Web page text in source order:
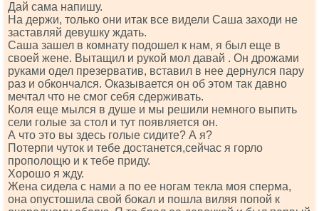
Дай сама напишу.
На держи, только они итак все видели Саша заходи не
заставляй девушку ждать.
Саша зашел в комнату подошел к нам, я был еще в
своей жене. Вытащил и рукой мол давай . Он дрожами
руками одел презерватив, вставил в нее дернулся пару
раз и обкончался. Оказывается он об этом так давно
мечтал что не смог себя сдерживать.
Коля еще мылся в душе и мы решили немного выпить
сели голые за стол и тут появляется он.
А что это вы здесь голые сидите? А я?
Потерпи чуток и тебе достанется,сейчас я горло
прополощю и к тебе приду.
Хорошо я жду.
Жена сидела с нами а по ее ногам текла моя сперма,
она опустошила свой бокал и пошла виляя попой к